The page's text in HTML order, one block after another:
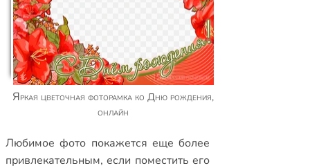
Яркая цветочная фоторамка ко Дню рождения,
онлайн
Любимое фото покажется еще более
привлекательным, если поместить его